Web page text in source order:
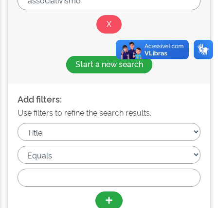
Start a new search
Add filters:
Use filters to refine the search results.